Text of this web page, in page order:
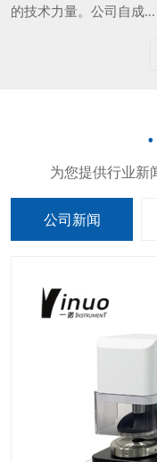
的技术力量。公司自成...
公司新闻